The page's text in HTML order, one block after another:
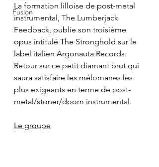
Fusion
La formation lilloise de post-metal
instrumental, The Lumberjack
Feedback, publie son troisième
opus intitulé The Stronghold sur le
label italien Argonauta Records.
Retour sur ce petit diamant brut qui
saura satisfaire les mélomanes les
plus exigeants en terme de post-
metal/stoner/doom instrumental.
Le groupe